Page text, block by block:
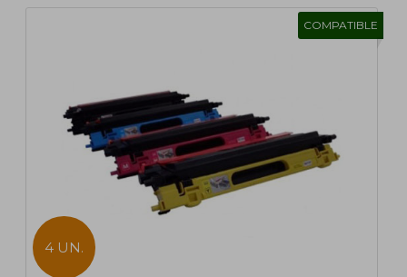
COMPATIBLE
4 UN.